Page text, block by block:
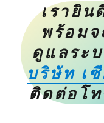
เรายิน
พร้อม
ดูแลระ
บริษัท เ
ติดต่อโ